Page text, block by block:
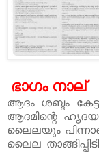
ഭാഗം നാല്
ആദം ശബ്ദം
ആദമിന്റെ
ലൈലയും
ലൈല